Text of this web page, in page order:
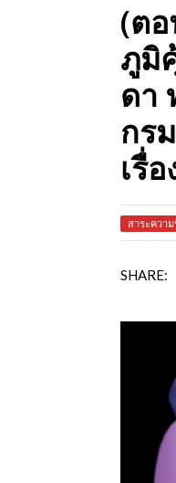
(ต
ภูมิ
ดา
กร
เรื่อ
สาระความ
SHARE: